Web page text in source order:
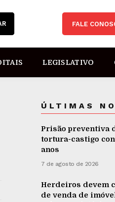
FALE
LEGISLATIVO
ÚLTIMAS
Prisão preventiva
tortura-castigo
anos
7 de agosto de 2026
Herdeiros devem
de venda de